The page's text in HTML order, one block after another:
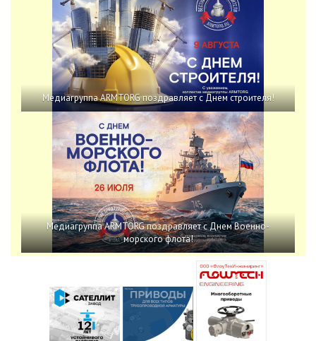
Медиагруппа ARMTORG поздравляет с Днем строителя!
Медиагруппа ARMTORG поздравляет с Днем Военно-
морского флота!